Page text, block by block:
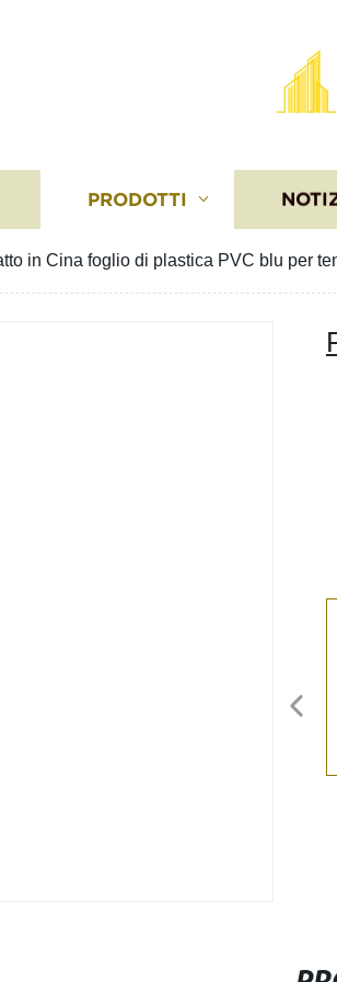
PRODOTTI
in Cina foglio di plastica PVC blu per